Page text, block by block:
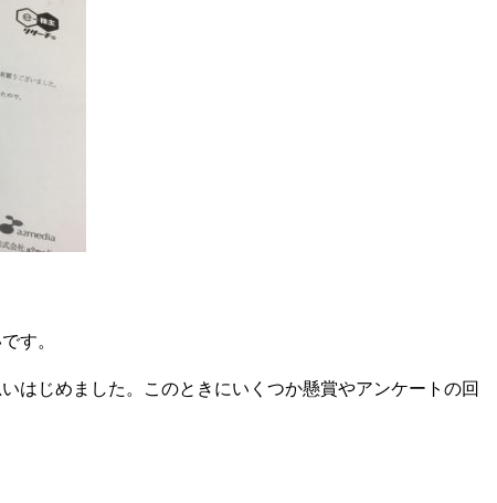
す。
はじめました。このときにいくつか懸賞やアンケートの回